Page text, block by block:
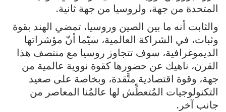
المتحدة من جهة، ولروسيا من جهة ثانية.
والثابت أنه ما بين الصين وروسيا، تمضي الهند بقوة
وثبات، في الشراكة العالمية، سيّما أنّ مؤشراتها
الديموغرافية، سوف تتجاوز روسيا مع منتصف هذا
القرن، ناهيك عن حضورها كقوة نووية عالمية من
جهة، وقوة اقتصادية متَّقدة، وبخاصة على صعيد
التكنولوجيات المُتعطِّش لها عالمُنا المعاصر من
جانب آخر.